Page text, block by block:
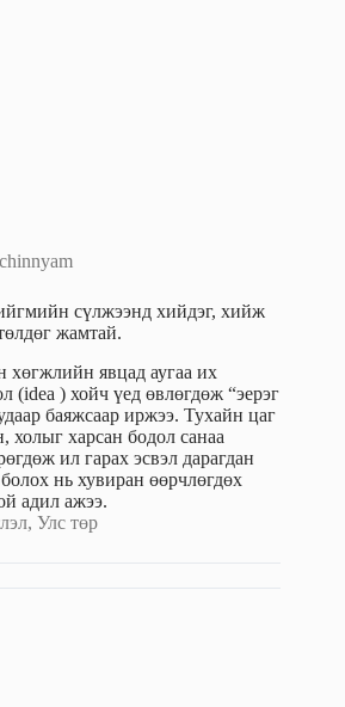
сүлжээнд хийдэг, хийж
жамтай.
хөгжлийн явцад аугаа их
(idea ) хойч үед өвлөгдөж “эерэг
баяжсаар иржээ. Тухайн цаг
холыг харсан бодол санаа
ил гарах эсвэл дарагдан
нь хувиран өөрчлөгдөх
адил ажээ.
, Улс төр